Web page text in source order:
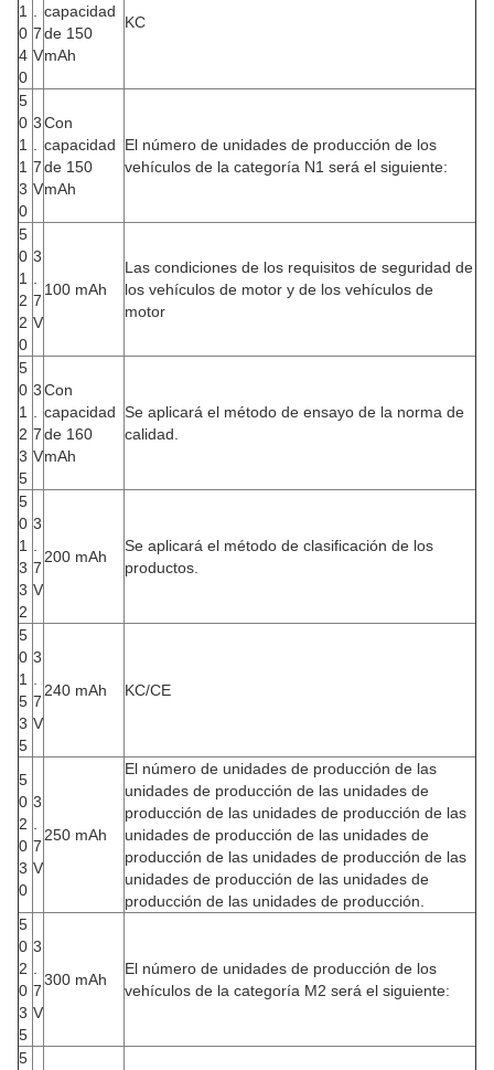
1
0
4
0
.
7
V
capacidad
de 150
mAh
KC
5
0
1
1
3
0
3
.
7
V
Con
capacidad
de 150
mAh
El número de unidades de producción de los
vehículos de la categoría N1 será el siguiente:
5
0
1
2
2
0
3
.
7
V
100 mAh
Las condiciones de los requisitos de seguridad de
los vehículos de motor y de los vehículos de
motor
5
0
1
2
3
5
3
.
7
V
Con
capacidad
de 160
mAh
Se aplicará el método de ensayo de la norma de
calidad.
5
0
1
3
3
2
3
.
7
V
200 mAh
Se aplicará el método de clasificación de los
productos.
5
0
1
5
3
5
3
.
7
V
240 mAh KC/CE
5
0
2
0
3
0
3
.
7
V
250 mAh
El número de unidades de producción de las
unidades de producción de las unidades de
producción de las unidades de producción de las
unidades de producción de las unidades de
producción de las unidades de producción de las
unidades de producción de las unidades de
producción de las unidades de producción.
5
0
2
0
3
5
3
.
7
V
300 mAh
El número de unidades de producción de los
vehículos de la categoría M2 será el siguiente:
5